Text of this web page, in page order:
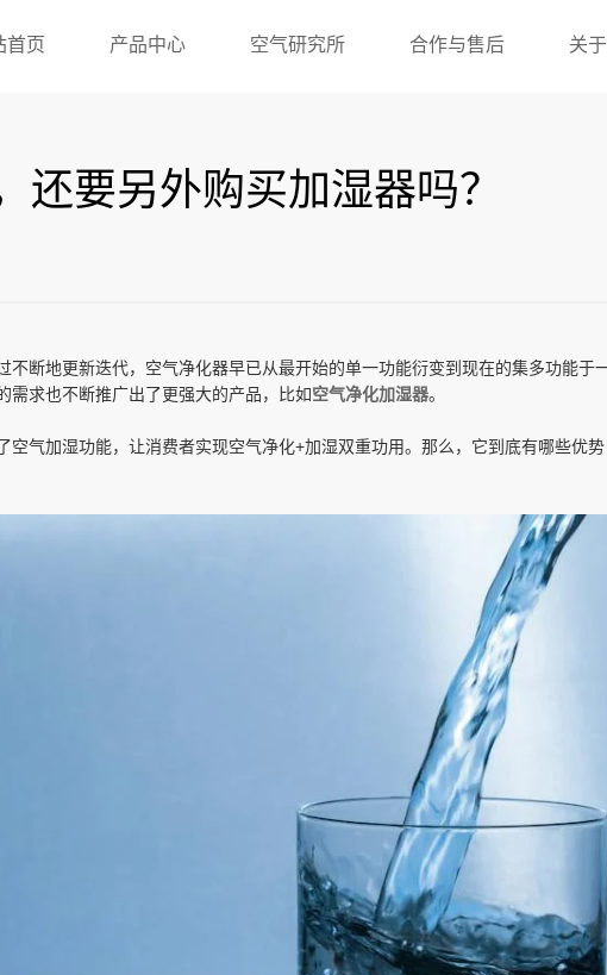
首页 产品中心 空气研究所 合作与售后 关
还要另外购买加湿器吗？
不断地更新迭代，空气净化器早已从最开始的单一功能衍变到现在的集多功能
需求也不断推广出了更强大的产品，比如 空气净化加湿器。
空气加湿功能，让消费者实现空气净化+加湿双重功用。那么，它到底有哪些优